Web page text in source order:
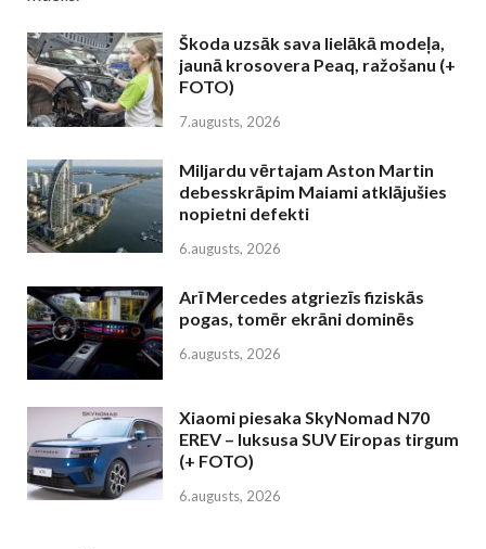
Škoda uzsāk sava lielākā modeļa,
jaunā krosovera Peaq, ražošanu (+
FOTO)
7.augusts, 2026
Miljardu vērtajam Aston Martin
debesskrāpim Maiami atklājušies
nopietni defekti
6.augusts, 2026
Arī Mercedes atgriezīs fiziskās
pogas, tomēr ekrāni dominēs
6.augusts, 2026
Xiaomi piesaka SkyNomad N70
EREV – luksusa SUV Eiropas tirgum
(+ FOTO)
6.augusts, 2026